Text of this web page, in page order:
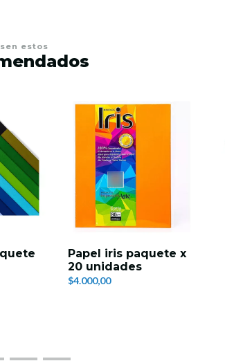
estos
Papel iris paquete x
20 unidades
$4.000,00